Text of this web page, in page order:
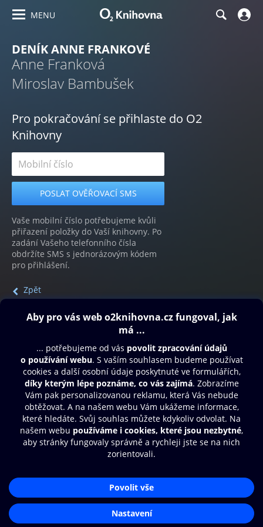
MENU
DENÍK ANNE FRANKOVÉ
Anne Franková
Miroslav Bambušek
Pro pokračování se přihlaste do O2
Knihovny
Vaše mobilní číslo potřebujeme kvůli
přiřazení položky do Vaší knihovny. Po
zadání Vašeho telefonního čísla
obdržíte SMS s jednorázovým kódem
pro přihlášení.
Zpět
Obsah ke stažení
Moje O2 Knihovna
Další zábava
© O2 Czech Republic a.s.
Přístupnost
Zásady zpracování osobních údajůAplikace O2 Knihovna
Čti a poslouchej své e-knihy a